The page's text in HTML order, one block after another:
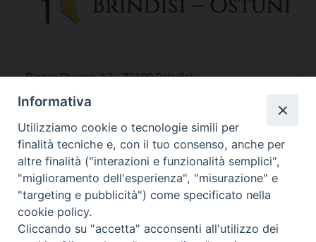
Piazza Duomo, 12 - 72100 Brindisi
Tel 0831.521958
Fax 0831.528315
Orari Curia
Mar. / Mer. / Giov. ore 9 - 13
nei mesi estivi solo Martedì ore 9 - 13
Informativa
Utilizziamo cookie o tecnologie simili per
finalità tecniche e, con il tuo consenso, anche per
altre finalità ("interazioni e funzionalità semplici",
"miglioramento dell'esperienza", "misurazione" e
"targeting e pubblicità") come specificato nella
cookie policy.
Cliccando su "accetta" acconsenti all'utilizzo dei